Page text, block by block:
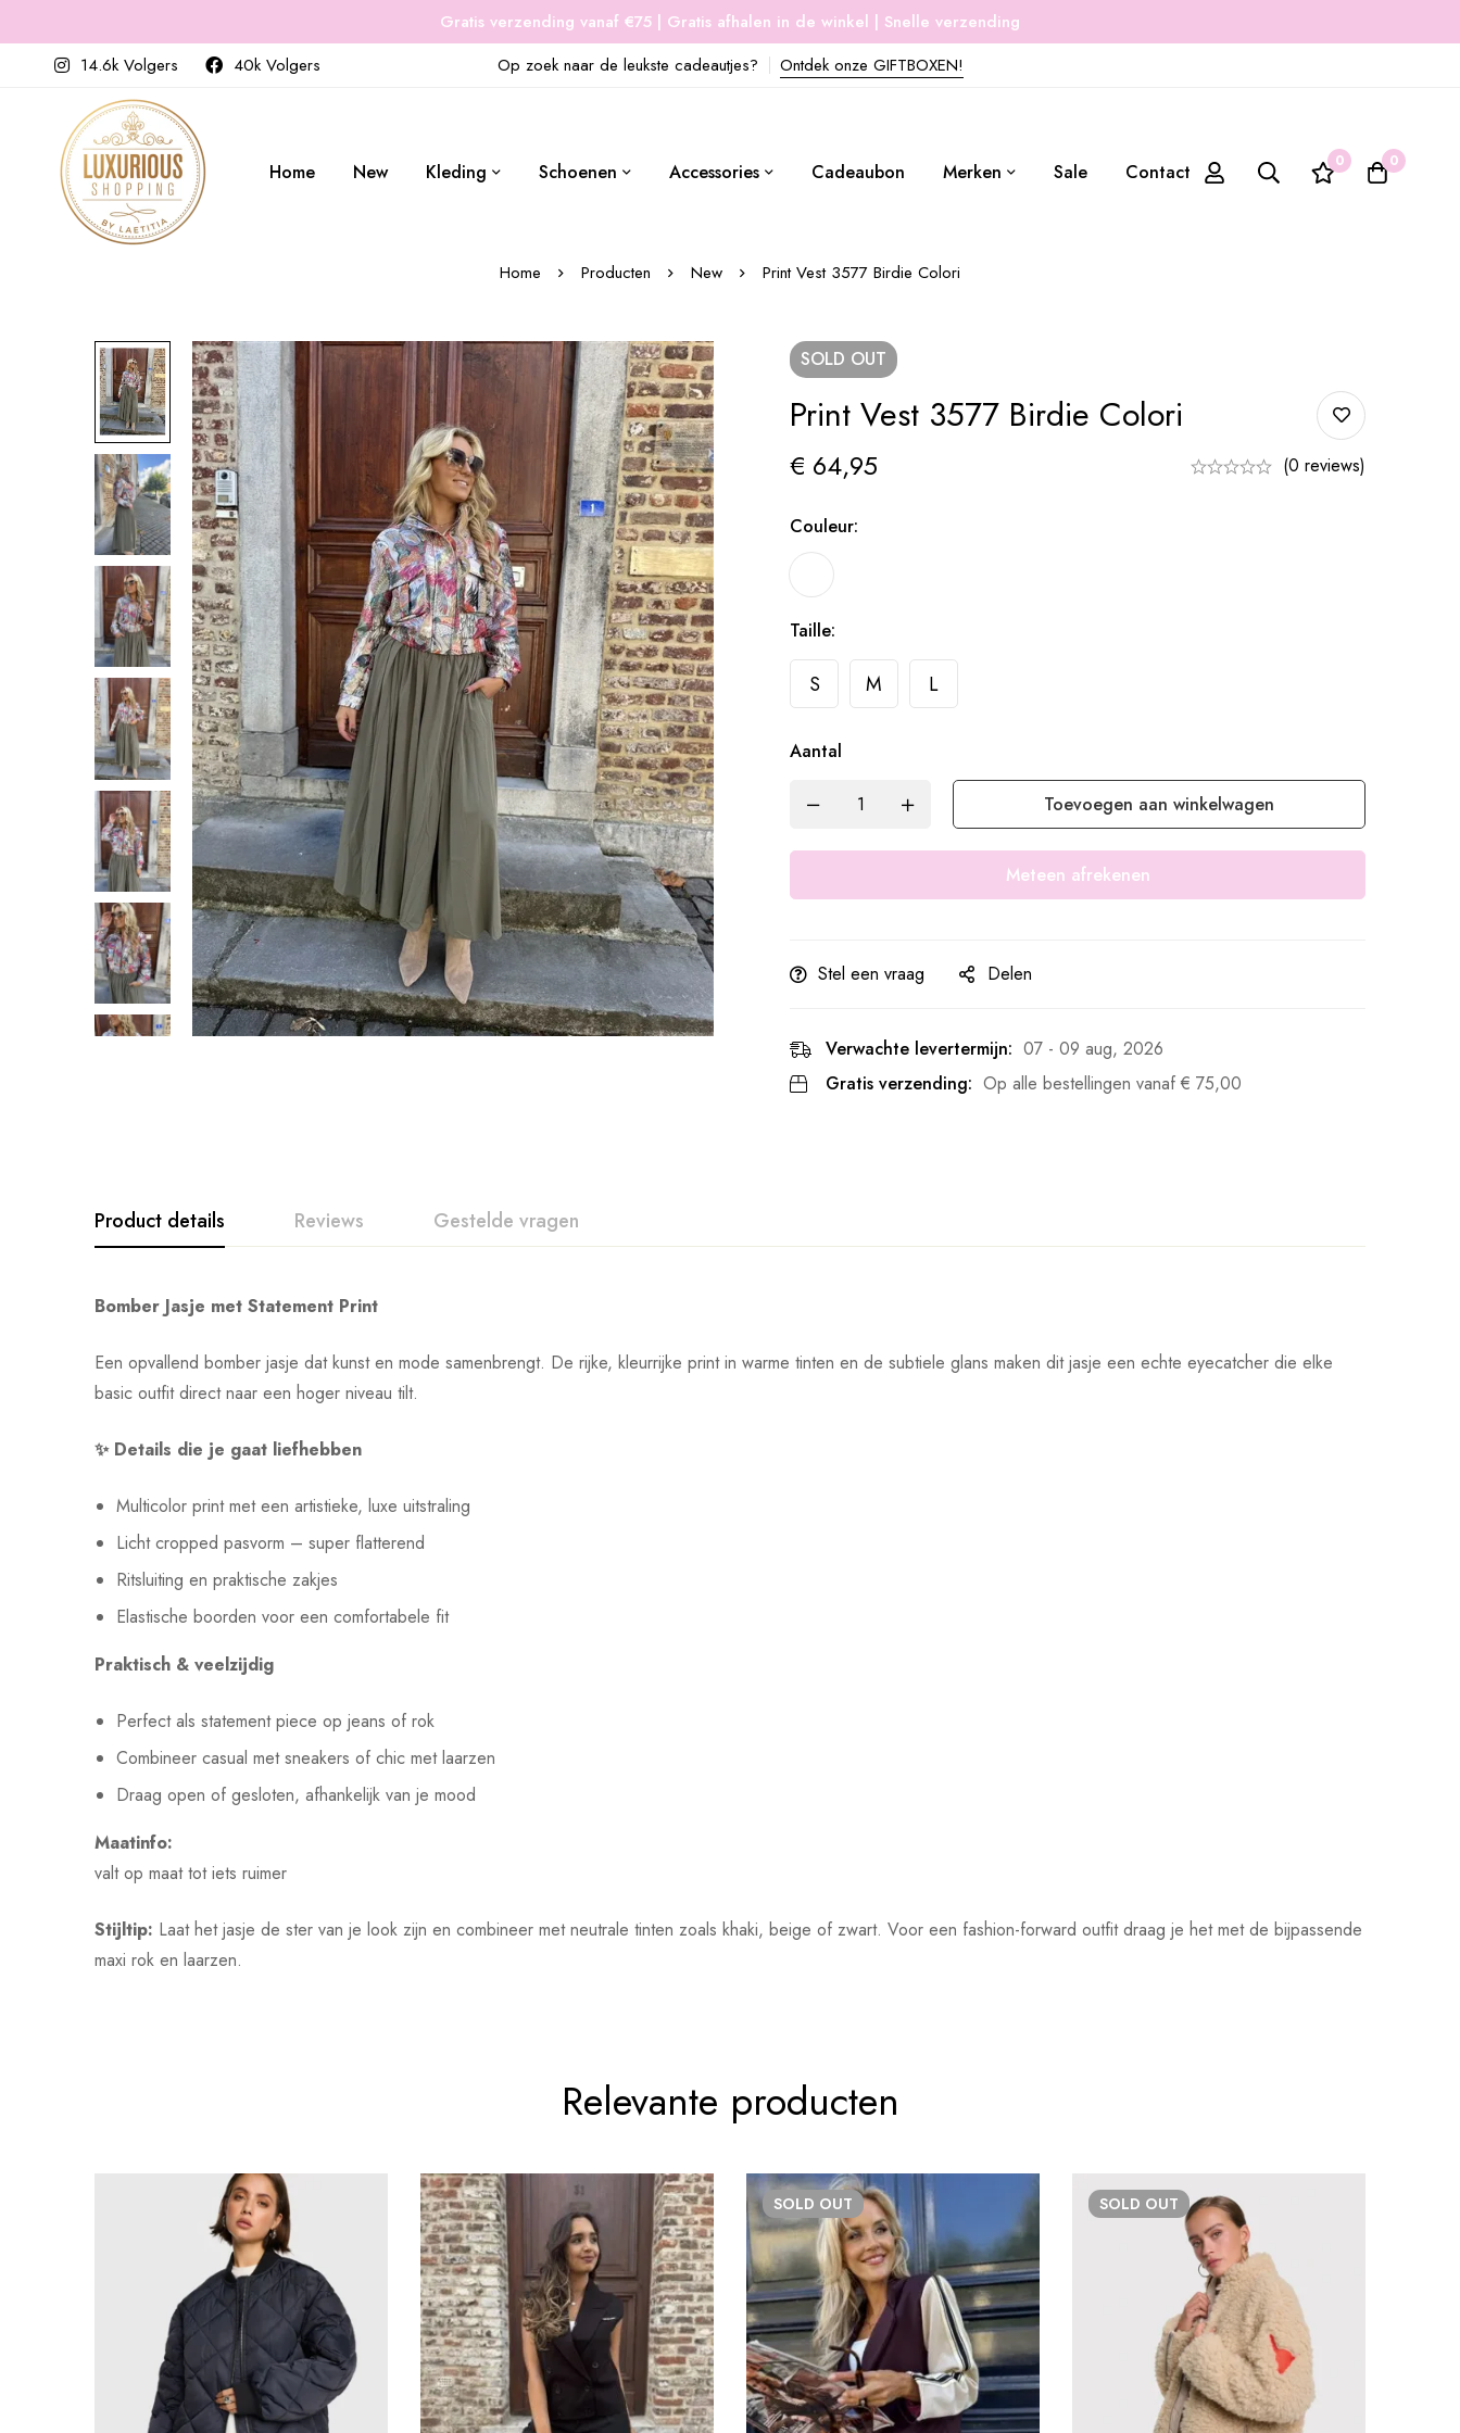
Gratis verzending vanaf €75 | Gratis afhalen in de winkel | Snelle verzending
14.6k Volgers
40k Volgers Op zoek naar de leukste cadeautjes? Ontdek onze GIFTBOXEN!
Home New Kleding Schoenen Accessories Cadeaubon Merken Sale Contact 0 0
Home Producten New Print Vest 3577 Birdie Colori
SOLD OUT
Print Vest 3577 Birdie Colori
€ 64,95 (0 reviews)
Couleur:
Taille:
S M L
Aantal
Toevoegen aan winkelwagen
Meteen afrekenen
Stel een vraag Delen
Verwachte levertermijn: 07 - 09 aug, 2026
Gratis verzending: Op alle bestellingen vanaf € 75,00
Product details Reviews Gestelde vragen
Bomber Jasje met Statement Print
Een opvallend bomber jasje dat kunst en mode samenbrengt. De rijke, kleurrijke print in warme tinten en de subtiele glans maken dit jasje een echte eyecatcher die elke
basic outfit direct naar een hoger niveau tilt.
✨ Details die je gaat liefhebben
Multicolor print met een artistieke, luxe uitstraling
Licht cropped pasvorm – super flatterend
Ritsluiting en praktische zakjes
Elastische boorden voor een comfortabele fit
Praktisch & veelzijdig
Perfect als statement piece op jeans of rok
Combineer casual met sneakers of chic met laarzen
Draag open of gesloten, afhankelijk van je mood
Maatinfo:
valt op maat tot iets ruimer
Stijltip: Laat het jasje de ster van je look zijn en combineer met neutrale tinten zoals khaki, beige of zwart. Voor een fashion-forward outfit draag je het met de bijpassende
maxi rok en laarzen.
Relevante producten
SOLD OUT SOLD OUT